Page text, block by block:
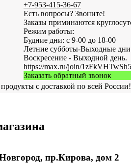
+7-953-415-36-67
Есть вопросы? Звоните!
Заказы приминаются
Режим работы:
Будние дни: с 9-00 до 18-00
Летние субботы-Выходные
Воскресение - Выходной день.
https://max.ru/join/
Заказать обратный звонок
с доставкой по всей России!
пр.Кирова, дом 2